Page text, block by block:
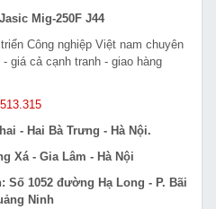
Mig-250F J44
Công nghiệp Việt nam chuyên
giá cả cạnh tranh - giao hàng
- Hai Bà Trưng - Hà Nội.
Xá - Gia Lâm - Hà Nội
Số 1052 đường Hạ Long - P. Bãi
Ninh